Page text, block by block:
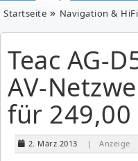
Startseite Navigation & HiFi
Teac AG-
AV-
für 249,00
2. März 2013 | Anzeige